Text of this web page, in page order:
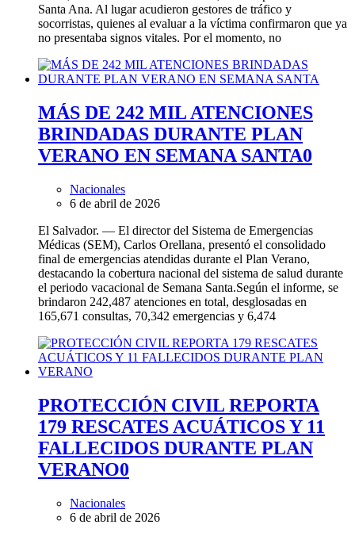
Santa Ana. Al lugar acudieron gestores de tráfico y
socorristas, quienes al evaluar a la víctima confirmaron que ya
no presentaba signos vitales. Por el momento, no
MÁS DE 242 MIL ATENCIONES
BRINDADAS DURANTE PLAN
VERANO EN SEMANA SANTA0
Nacionales
6 de abril de 2026
El Salvador. — El director del Sistema de Emergencias
Médicas (SEM), Carlos Orellana, presentó el consolidado
final de emergencias atendidas durante el Plan Verano,
destacando la cobertura nacional del sistema de salud durante
el periodo vacacional de Semana Santa.Según el informe, se
brindaron 242,487 atenciones en total, desglosadas en
165,671 consultas, 70,342 emergencias y 6,474
PROTECCIÓN CIVIL REPORTA
179 RESCATES ACUÁTICOS Y 11
FALLECIDOS DURANTE PLAN
VERANO0
Nacionales
6 de abril de 2026